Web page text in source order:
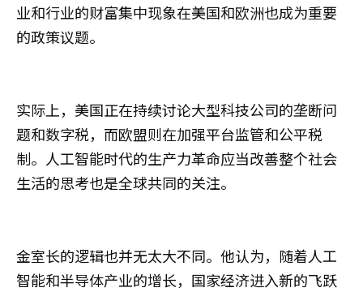
业和行业的财富集中现象在美国和欧洲也成为重要
的政策议题。
实际上，美国正在持续讨论大型科技公司的垄断问
题和数字税，而欧盟则在加强平台监管和公平税
制。人工智能时代的生产力革命应当改善整个社会
生活的思考也是全球共同的关注。
金室长的逻辑也并无太大不同。他认为，随着人工
智能和半导体产业的增长，国家经济进入新的飞跃